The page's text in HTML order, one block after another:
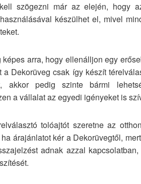
szögezni már az elején, hogy
készülhet el, mivel
arra, hogy ellenálljon egy
a Dekorüveg csak így készít
akkor pedig szinte bármi
a vállalat az egyedi igényeket is
tolóajtót szeretne az
árajánlatot kér a Dekorüvegtől,
adnak azzal